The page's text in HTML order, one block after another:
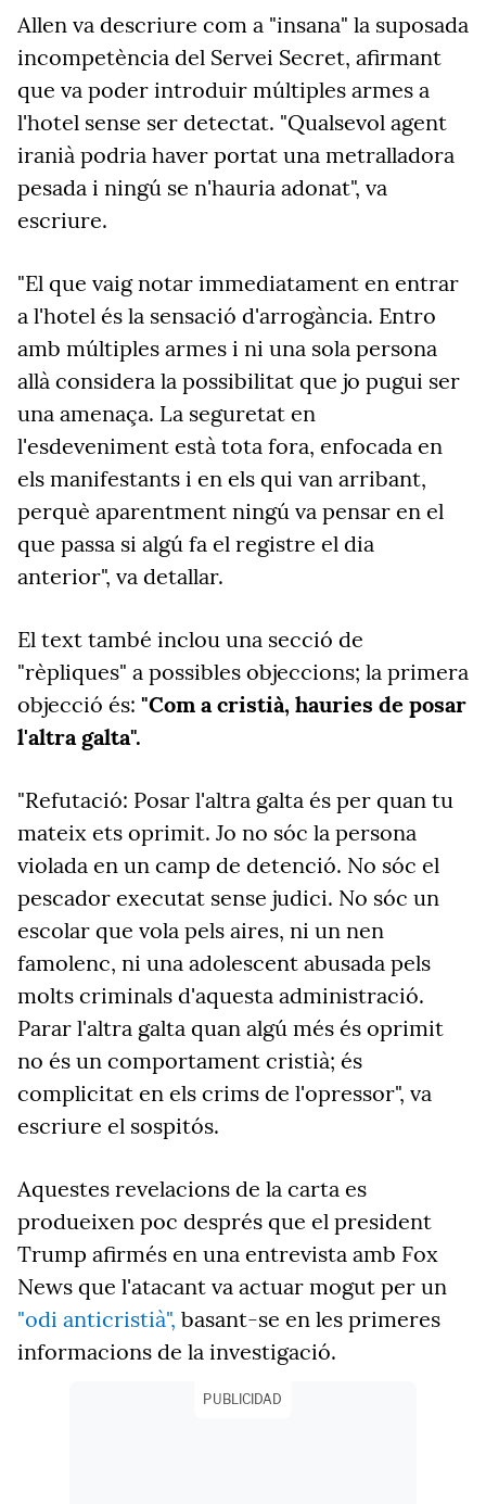
Allen va descriure com a "insana" la suposada
incompetència del Servei Secret, afirmant
que va poder introduir múltiples armes a
l'hotel sense ser detectat. "Qualsevol agent
iranià podria haver portat una metralladora
pesada i ningú se n'hauria adonat", va
escriure.
"El que vaig notar immediatament en entrar
a l'hotel és la sensació d'arrogància. Entro
amb múltiples armes i ni una sola persona
allà considera la possibilitat que jo pugui ser
una amenaça. La seguretat en
l'esdeveniment està tota fora, enfocada en
els manifestants i en els qui van arribant,
perquè aparentment ningú va pensar en el
que passa si algú fa el registre el dia
anterior", va detallar.
El text també inclou una secció de
"rèpliques" a possibles objeccions; la primera
objecció és: "Com a cristià, hauries de posar
l'altra galta".
"Refutació: Posar l'altra galta és per quan tu
mateix ets oprimit. Jo no sóc la persona
violada en un camp de detenció. No sóc el
pescador executat sense judici. No sóc un
escolar que vola pels aires, ni un nen
famolenc, ni una adolescent abusada pels
molts criminals d'aquesta administració.
Parar l'altra galta quan algú més és oprimit
no és un comportament cristià; és
complicitat en els crims de l'opressor", va
escriure el sospitós.
Aquestes revelacions de la carta es
produeixen poc després que el president
Trump afirmés en una entrevista amb Fox
News que l'atacant va actuar mogut per un
"odi anticristià", basant-se en les primeres
informacions de la investigació.
PUBLICIDAD